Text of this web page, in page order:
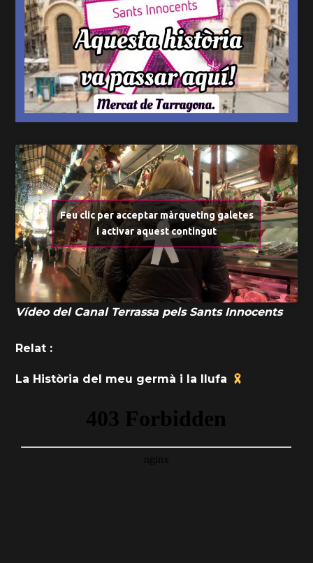
Feu clic per acceptar màrqueting galetes
i activar aquest contingut
Vídeo del Canal Terrassa pels Sants Innocents
Relat :
La Història del meu germà i la llufa